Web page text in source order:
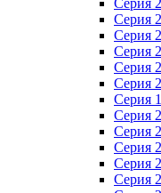
Серия
Серия
Серия
Серия
Серия
Серия
Серия
Серия
Серия
Серия
Серия
Серия